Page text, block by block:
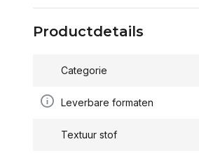
Productdetails
Categorie
Leverbare formaten
Textuur stof